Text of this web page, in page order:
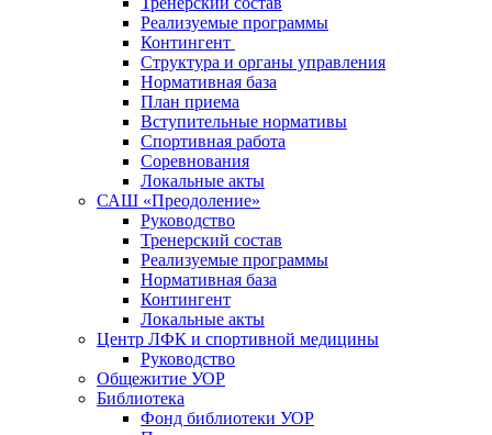
Реализуемые программы
Контингент
Структура и органы управления
Нормативная база
План приема
Вступительные нормативы
Спортивная работа
Соревнования
Локальные акты
САШ «Преодоление»
Руководство
Тренерский состав
Реализуемые программы
Нормативная база
Контингент
Локальные акты
Центр ЛФК и спортивной медицины
Руководство
Общежитие УОР
Библиотека
Фонд библиотеки УОР